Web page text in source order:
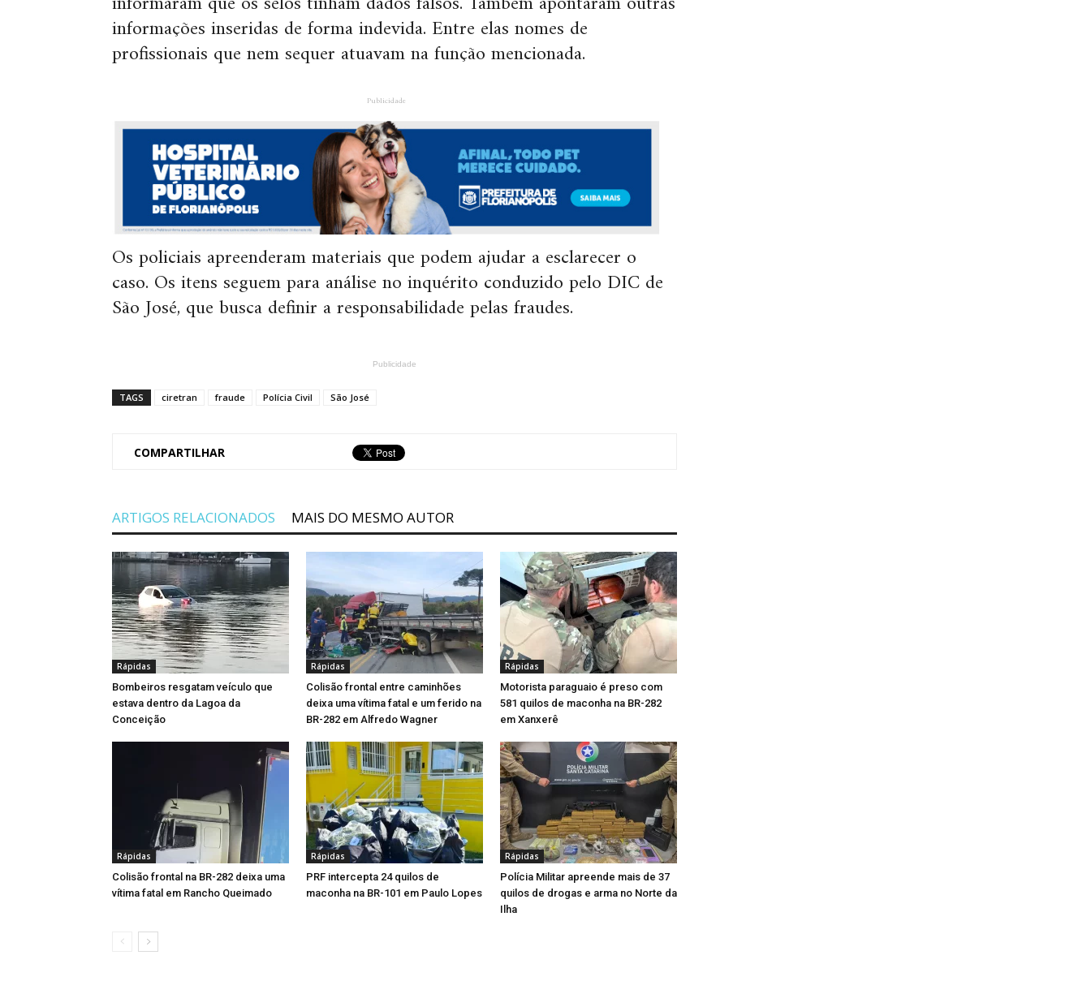
informações inseridas de forma indevida. Entre elas nomes de
profissionais que nem sequer atuavam na função mencionada.
Publicidade
Os policiais apreenderam materiais que podem ajudar a esclarecer o
caso. Os itens seguem para análise no inquérito conduzido pelo DIC de
São José, que busca definir a responsabilidade pelas fraudes.
Publicidade
TAGS ciretran fraude Polícia Civil São José
COMPARTILHAR
ARTIGOS RELACIONADOS MAIS DO MESMO AUTOR
Rápidas
Bombeiros resgatam veículo que
estava dentro da Lagoa da
Conceição
Rápidas
Colisão frontal entre caminhões
deixa uma vítima fatal e um ferido na
BR-282 em Alfredo Wagner
Rápidas
Motorista paraguaio é preso com
581 quilos de maconha na BR-282
em Xanxerê
Rápidas
Colisão frontal na BR-282 deixa uma
vítima fatal em Rancho Queimado
Rápidas
PRF intercepta 24 quilos de
maconha na BR-101 em Paulo Lopes
Rápidas
Polícia Militar apreende mais de 37
quilos de drogas e arma no Norte da
Ilha